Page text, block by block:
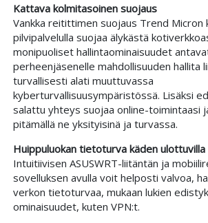
Kattava kolmitasoinen suojaus
Vankka reitittimen suojaus Trend Micron
pilvipalvelulla suojaa älykästä
monipuoliset hallintaominaisuudet
perheenjäsenelle mahdollisuuden hallita
turvallisesti alati muuttuvassa
kyberturvallisuusympäristössä. Lisäksi
salattu yhteys suojaa online-toimintaasi
pitämällä ne yksityisinä ja turvassa.
Huippuluokan tietoturva käden ulottuvilla
Intuitiivisen ASUSWRT-liitäntän ja
sovelluksen avulla voit helposti valvoa,
verkon tietoturvaa, mukaan lukien
ominaisuudet, kuten VPN:t.